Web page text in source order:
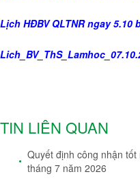
Lịch HĐBV QLTNR ngay 5.10
TIN LIÊN QUAN
Quyết định công nhận
tháng 7 năm 2026